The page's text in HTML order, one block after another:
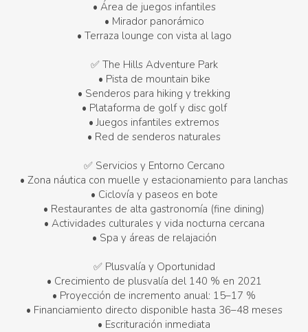
• Área de juegos infantiles
• Mirador panorámico
• Terraza lounge con vista al lago
✅ The Hills Adventure Park
• Pista de mountain bike
• Senderos para hiking y trekking
• Plataforma de golf y disc golf
• Juegos infantiles extremos
• Red de senderos naturales
✅ Servicios y Entorno Cercano
• Zona náutica con muelle y estacionamiento para lanchas
• Ciclovía y paseos en bote
• Restaurantes de alta gastronomía (fine dining)
• Actividades culturales y vida nocturna cercana
• Spa y áreas de relajación
✅ Plusvalía y Oportunidad
• Crecimiento de plusvalía del 140 % en 2021
• Proyección de incremento anual: 15–17 %
• Financiamiento directo disponible hasta 36–48 meses
• Escrituración inmediata